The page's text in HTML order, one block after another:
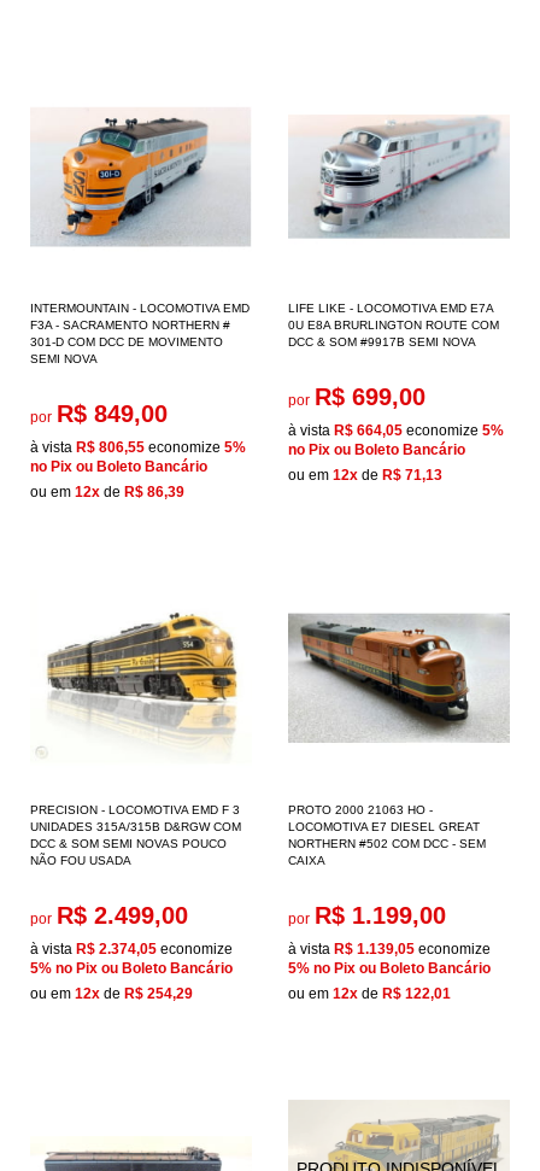
INTERMOUNTAIN - LOCOMOTIVA EMD
F3A - SACRAMENTO NORTHERN #
301-D COM DCC DE MOVIMENTO
SEMI NOVA
por R$ 849,00
à vista R$ 806,55 economize 5%
no Pix ou Boleto Bancário
ou em 12x de R$ 86,39
LIFE LIKE - LOCOMOTIVA EMD E7A
0U E8A BRURLINGTON ROUTE COM
DCC & SOM #9917B SEMI NOVA
por R$ 699,00
à vista R$ 664,05 economize 5%
no Pix ou Boleto Bancário
ou em 12x de R$ 71,13
PRECISION - LOCOMOTIVA EMD F 3
UNIDADES 315A/315B D&RGW COM
DCC & SOM SEMI NOVAS POUCO
NÃO FOU USADA
por R$ 2.499,00
à vista R$ 2.374,05 economize
5% no Pix ou Boleto Bancário
ou em 12x de R$ 254,29
PROTO 2000 21063 HO -
LOCOMOTIVA E7 DIESEL GREAT
NORTHERN #502 COM DCC - SEM
CAIXA
por R$ 1.199,00
à vista R$ 1.139,05 economize
5% no Pix ou Boleto Bancário
ou em 12x de R$ 122,01